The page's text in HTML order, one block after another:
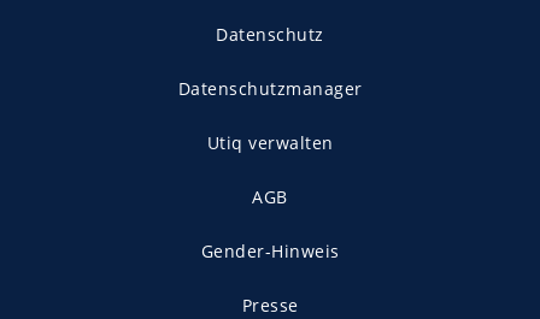
Datenschutz
Datenschutzmanager
Utiq verwalten
AGB
Gender-Hinweis
Presse